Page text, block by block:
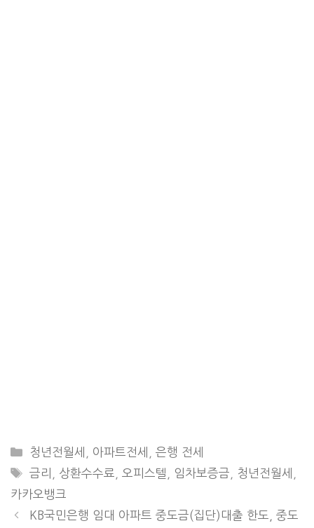
CATEGORIES
청년전월세 아파트전세 ,은행 전세
TAGS
금리 상환수수료 오피스텔 임차보증금 청년전월세
카카오뱅크
KB국민은행 임대 아파트 중도금(집단)대출 한도, 중도